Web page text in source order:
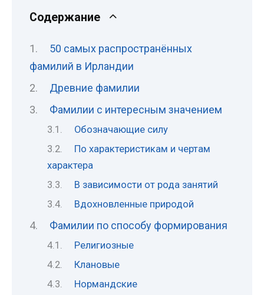
Содержание
50 самых распространённых
фамилий в Ирландии
Древние фамилии
Фамилии с интересным значением
Обозначающие силу
По характеристикам и чертам
характера
В зависимости от рода занятий
Вдохновленные природой
Фамилии по способу формирования
Религиозные
Клановые
Нормандские